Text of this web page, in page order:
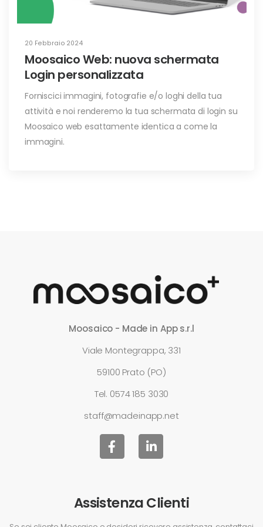
20 Febbraio 2024
Moosaico Web: nuova schermata
Login personalizzata
Forniscici immagini, fotografie e/o loghi della tua
attività e noi renderemo la tua schermata di login su
Moosaico web esattamente identica a come la
immagini.
Moosaico - Made in App s.r.l
Viale Montegrappa, 331
59100 Prato (PO)
Tel. 0574 185 3030
staff@madeinapp.net
Assistenza Clienti